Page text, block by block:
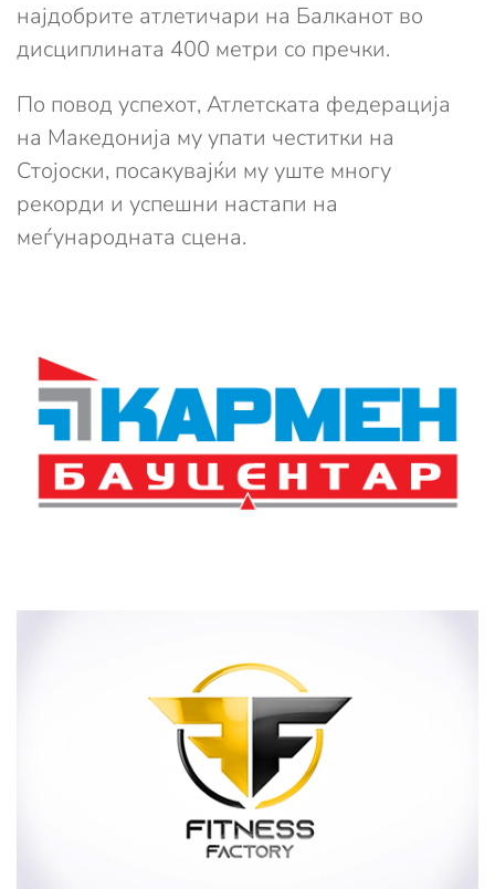
најдобрите атлетичари на Балканот во
дисциплината 400 метри со пречки.
По повод успехот, Атлетската федерација
на Македонија му упати честитки на
Стојоски, посакувајќи му уште многу
рекорди и успешни настапи на
меѓународната сцена.